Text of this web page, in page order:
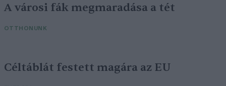
A városi fák megmaradása a tét
OTTHONUNK
Céltáblát festett magára az EU